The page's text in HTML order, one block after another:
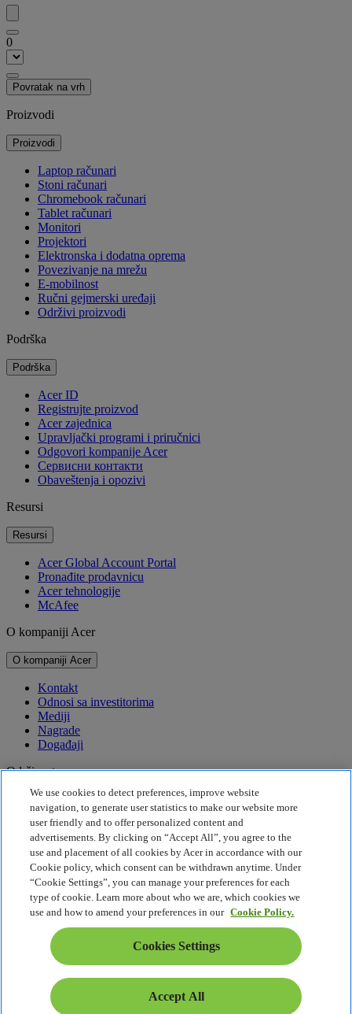
0
Povratak na vrh
Proizvodi
Proizvodi
Laptop računari
Stoni računari
Chromebook računari
Tablet računari
Monitori
Projektori
Elektronska i dodatna oprema
Povezivanje na mrežu
E-mobilnost
Ručni gejmerski uređaji
Održivi proizvodi
Podrška
Podrška
Acer ID
Registrujte proizvod
Acer zajednica
Upravljački programi i priručnici
Odgovori kompanije Acer
Cервисни контакти
Obaveštenja i opozivi
Resursi
Resursi
Acer Global Account Portal
Pronađite prodavnicu
Acer tehnologije
McAfee
O kompaniji Acer
O kompaniji Acer
Kontakt
Odnosi sa investitorima
Mediji
Nagrade
Događaji
Održivost
Održivost
Korporativna društvena odgovornost
Emisija štetnih gasova za proizvod
Project Humanity
Earthion
Pravila o privatnosti
Pravilnik o kolačićima
Pravno obaveštenje
Dodatne pravne informacije
Politika o jednostavnom pristupu
Cookies Settings
Srbija - Srpski
© 2026 Acer Inc.
We use cookies to detect preferences, improve website
navigation, to generate user statistics to make our website more
user friendly and to offer personalized content and
advertisements. By clicking on “Accept All”, you agree to the
use and placement of all cookies by Acer in accordance with our
Cookie policy, which consent can be withdrawn anytime. Under
“Cookie Settings”, you can manage your preferences for each
type of cookie. Learn more about who we are, which cookies we
use and how to amend your preferences in our Cookie Policy.
Cookies Settings
Accept All